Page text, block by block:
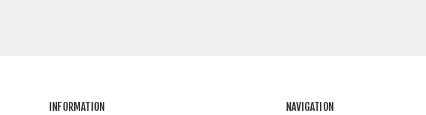
INFORMATION NAVIGATION